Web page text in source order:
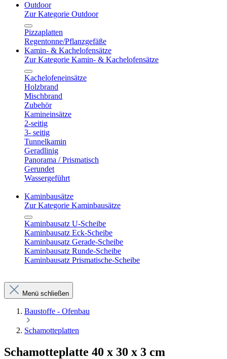
Outdoor
Zur Kategorie Outdoor
Pizzaplatten
Regentonne/Pflanzgefäße
Kamin- & Kachelofensätze
Zur Kategorie Kamin- & Kachelofensätze
Kachelofeneinsätze
Holzbrand
Mischbrand
Zubehör
Kamineinsätze
2-seitig
3- seitig
Tunnelkamin
Geradlinig
Panorama / Prismatisch
Gerundet
Wassergeführt
Kaminbausätze
Zur Kategorie Kaminbausätze
Kaminbausatz U-Scheibe
Kaminbausatz Eck-Scheibe
Kaminbausatz Gerade-Scheibe
Kaminbausatz Runde-Scheibe
Kaminbausatz Prismatische-Scheibe
Menü schließen
Baustoffe - Ofenbau
Schamotteplatten
Schamotteplatte 40 x 30 x 3 cm